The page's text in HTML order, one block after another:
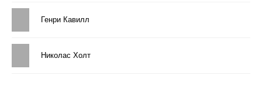
Генри Кавилл
Николас Холт